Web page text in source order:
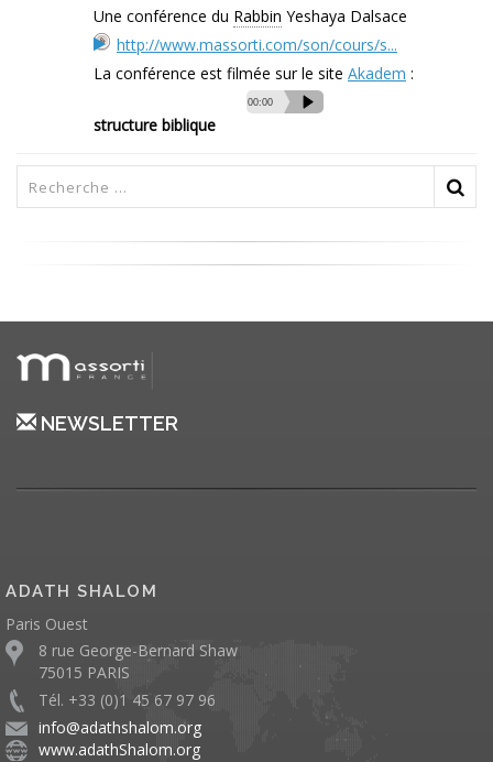
Une conférence du Rabbin Yeshaya Dalsace
http://www.massorti.com/son/cours/s...
La conférence est filmée sur le site Akadem :
Player
00:00
00:00
structure biblique
NEWSLETTER
ADATH SHALOM
Paris Ouest
8 rue George-Bernard Shaw
75015 PARIS
Tél. +33 (0)1 45 67 97 96
info@adathshalom.org
www.adathShalom.org